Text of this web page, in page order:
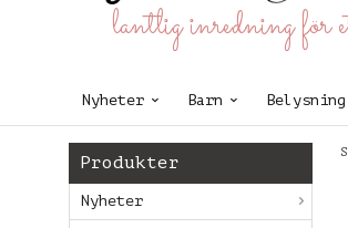
lantlig inredning för
Nyheter Barn Belysning
Produkter
Nyheter